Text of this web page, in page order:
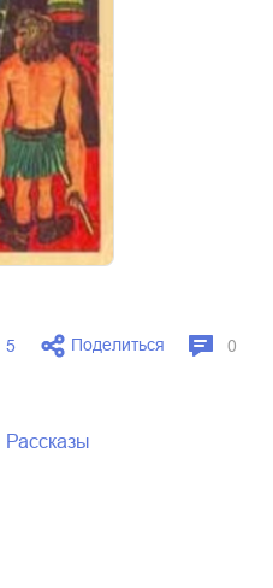
5 Поделиться 0
рассказы